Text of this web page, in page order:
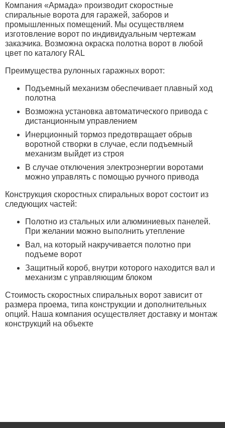
Компания «Армада»‎ производит скоростные
спиральные ворота для гаражей, заборов и
промышленных помещений. Мы осуществляем
изготовление ворот по индивидуальным чертежам
заказчика. Возможна окраска полотна ворот в любой
цвет по каталогу RAL
Преимущества рулонных гаражных ворот:
Подъемный механизм обеспечивает плавный ход
полотна
Возможна установка автоматического привода с
дистанционным управлением
Инерционный тормоз предотвращает обрыв
воротной створки в случае, если подъемный
механизм выйдет из строя
В случае отключения электроэнергии воротами
можно управлять с помощью ручного привода
Конструкция скоростных спиральных ворот состоит из
следующих частей:
Полотно из стальных или алюминиевых панелей.
При желании можно выполнить утепление
Вал, на который накручивается полотно при
подъеме ворот
Защитный короб, внутри которого находится вал и
механизм с управляющим блоком
Стоимость скоростных спиральных ворот зависит от
размера проема, типа конструкции и дополнительных
опций. Наша компания осуществляет доставку и монтаж
конструкций на объекте